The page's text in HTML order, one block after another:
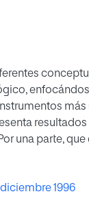
una parte,
preescolar
presentan
1996